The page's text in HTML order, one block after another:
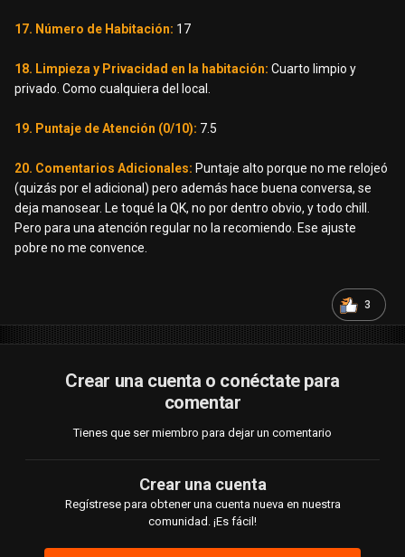
17. Número de Habitación: 17
18. Limpieza y Privacidad en la habitación: Cuarto limpio y
privado. Como cualquiera del local.
19. Puntaje de Atención (0/10): 7.5
20. Comentarios Adicionales: Puntaje alto porque no me relojeó
(quizás por el adicional) pero además hace buena conversa, se
deja manosear. Le toqué la QK, no por dentro obvio, y todo chill.
Pero para una atención regular no la recomiendo. Ese ajuste
pobre no me convence.
3
Crear una cuenta o conéctate para
comentar
Tienes que ser miembro para dejar un comentario
Crear una cuenta
Regístrese para obtener una cuenta nueva en nuestra
comunidad. ¡Es fácil!